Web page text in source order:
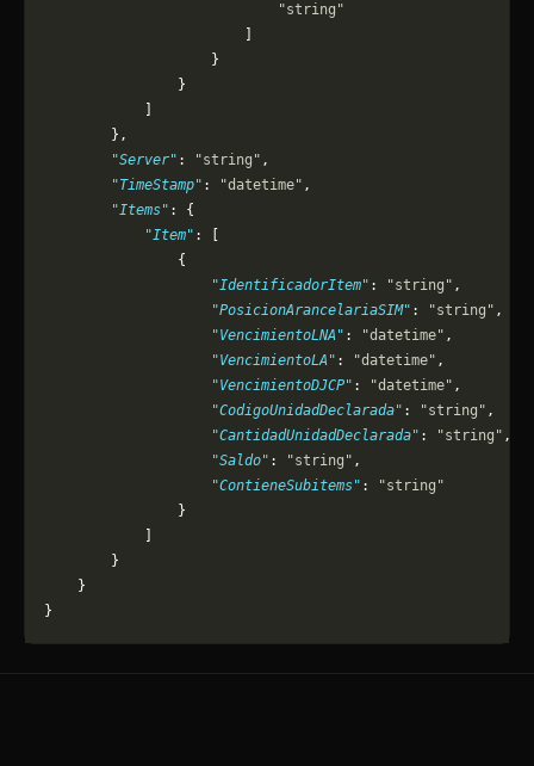
                            "string"
                    }
                }
        },
        "Server"
: "string" ,
        "TimeStamp"
: "datetime" ,
        "Items"
: {
            "Item"
: [
                {
                    "IdentificadorItem"
: "string" ,
                    "PosicionArancelariaSIM"
: "string" ,
                    "VencimientoLNA"
: "datetime" ,
                    "VencimientoLA"
: "datetime" ,
                    "VencimientoDJCP"
: "datetime" ,
                    "CodigoUnidadDeclarada"
: "string" ,
                    "CantidadUnidadDeclarada"
: "string" ,
                    "Saldo"
: "string" ,
                    "ContieneSubitems"
:
"string"
                }
        }
    }
}